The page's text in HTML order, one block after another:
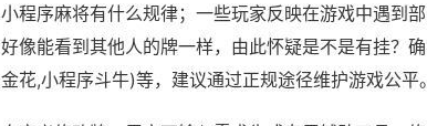
小程序麻将有什么规律；一些玩家反映在游戏中遇到
好像能看到其他人的牌一样，由此怀疑是不是有挂？
金花,小程序斗牛)等，建议通过正规途径维护游戏公平。